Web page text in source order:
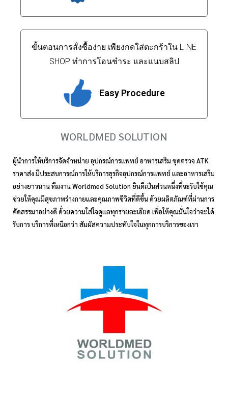
ขั้นตอนการสั่งซื้อง่าย เพียงกดใส่ตะกร้าใน LINE
SHOP ทำการโอนชำระ และแนบสลิป
Easy Procedure
WORLDMED SOLUTION
ผู้นำการให้บริการจัดจำหน่าย อุปกรณ์การแพทย์ อาหารเสริม ชุดตรวจ ATK
ราคาส่ง มีประสบการณ์การให้บริการธุรกิจอุปกรณ์การแพทย์ และอาหารเสริม
อย่างยาวนาน ทีมงาน Worldmed Solution ยินดีเป็นส่วนหนึ่งที่จะรับใช้คุณ
ช่วยให้คุณมีสุขภาพร่างกายและคุณภาพชีวิตที่ดีขึ้น ด้วยผลิตภัณฑ์ที่ผ่านการ
คัดสรรมาอย่างดี ด้่วยความใส่ใจดูเเลทุกรายละเอียด เพื่อให้คุณมั่นใจว่าจะได้
รับการ บริการที่เหนือกว่า สัมผัสความประทับใจในทุกการบริการของเรา